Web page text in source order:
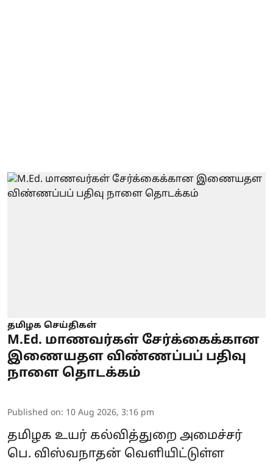
தமிழக செய்திகள்
M.Ed. மாணவர்கள் சேர்க்கைக்கான
இணையதள விண்ணப்பப் பதிவு
நாளை தொடக்கம்
Published on: 10 Aug 2026, 3:16 pm
தமிழக உயர் கல்வித்துறை அமைச்சர்
பெ. விஸ்வநாதன் வெளியிட்டுள்ள